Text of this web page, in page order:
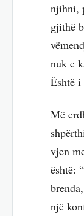
njihni,
gjithë
nuk e
Është i
Më
vjen
është:
një